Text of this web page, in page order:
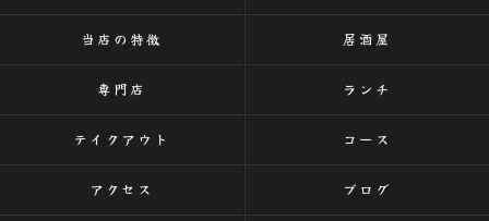
当店の特徴 居酒屋
専門店 ランチ
テイクアウト コース
アクセス ブログ